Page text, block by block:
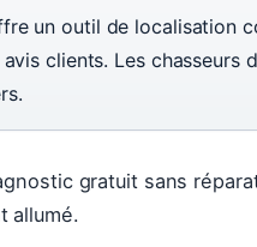
un outil de localisation
clients. Les chasseurs
gratuit sans
allumé.